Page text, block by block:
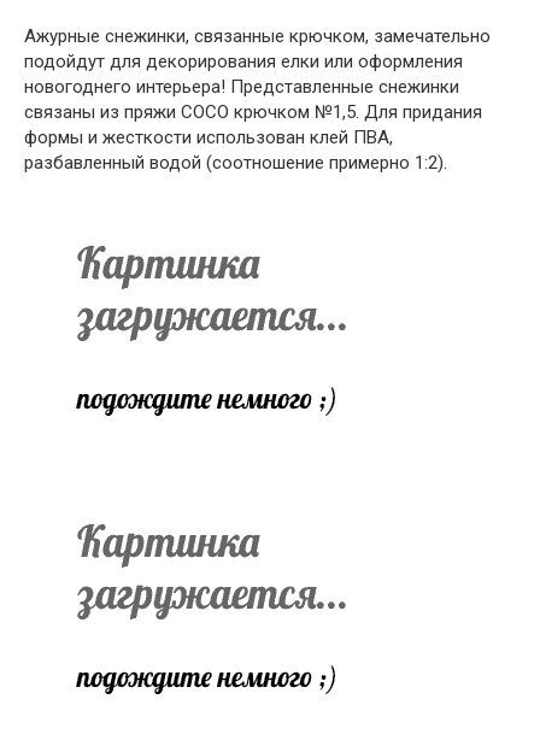
Ажурные снежинки, связанные крючком, замечательно
подойдут для декорирования елки или оформления
новогоднего интерьера! Представленные снежинки
связаны из пряжи СОСО крючком №1,5. Для придания
формы и жесткости использован клей ПВА,
разбавленный водой (соотношение примерно 1:2).